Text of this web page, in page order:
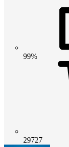
99%
29727